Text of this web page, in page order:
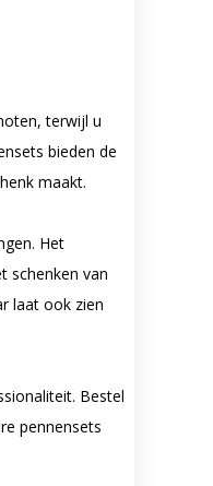
terwijl u
bieden de
maakt.
Het
schenken van
laat ook zien
Bestel
pennensets